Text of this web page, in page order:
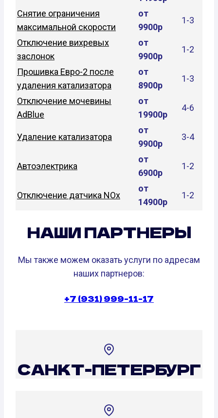
Снятие ограничения
максимальной скорости
от
9900р
1-3
Отключение вихревых
заслонок
от
9900р
1-2
Прошивка Евро-2 после
удаления катализатора
от
8900р
1-3
Отключение мочевины
AdBlue
от
19900р
4-6
Удаление катализатора
от
9900р
3-4
Автоэлектрика
от
6900р
1-2
Отключение датчика NOx
от
14900р
1-2
НАШИ ПАРТНЕРЫ
Мы также можем оказать услуги по адресам
наших партнеров:
+7 (931) 999-11-17
САНКТ-ПЕТЕРБУРГ